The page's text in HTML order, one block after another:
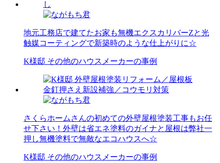
地元工務店で建てたお家も無機エクスカリバーZと光
触媒コーティングで新築時のような仕上がりに☆
K様邸 その他のハウスメーカーの事例
さくらホームさんの初めての外壁屋根塗装工事もお任
せ下さい！外壁は省エネ塗料のガイナと屋根は弊社一
押し無機塗料で無敵なエコハウスへ☆
K様邸 その他のハウスメーカーの事例